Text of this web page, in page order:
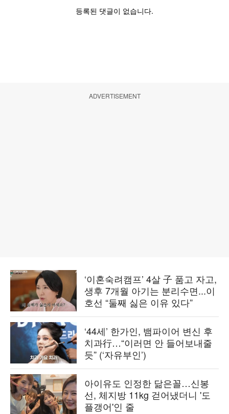
ADVERTISEMENT
‘이혼숙려캠프’ 4살 子 품고 자고,
생후 7개월 아기는 분리수면...이
호선 “둘째 싫은 이유 있다”
‘44세’ 한가인, 뱀파이어 변신 후
치과行…“이러면 안 들어보내줄
듯” (‘자유부인’)
아이유도 인정한 닮은꼴…신봉
선, 체지방 11kg 걷어냈더니 '도
플갱어'인 줄